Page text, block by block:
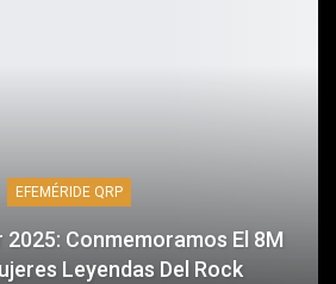
EFEMÉRIDE QRP
2025: Conmemoramos El 8M
Leyendas Del Rock